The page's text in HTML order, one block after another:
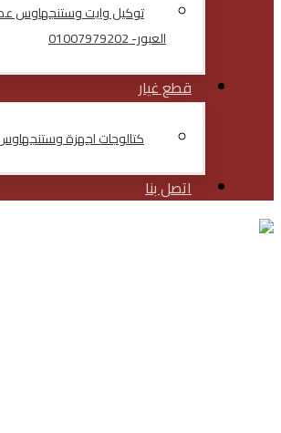
توكيل وايت وستنجهاوس
العبور- 01007979202
قطع غيار
كتالوجات اجهزة
اتصل بنا